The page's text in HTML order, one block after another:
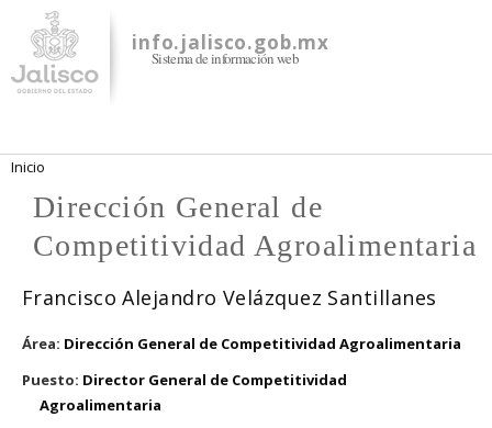
contenido
principal
info.jalisco.gob.mx
Sistema de información web
Se encuentra usted aquí
Inicio
Dirección General de
Competitividad Agroalimentaria
Francisco Alejandro Velázquez Santillanes
Área: Dirección General de Competitividad Agroalimentaria
Puesto: Director General de Competitividad
Agroalimentaria